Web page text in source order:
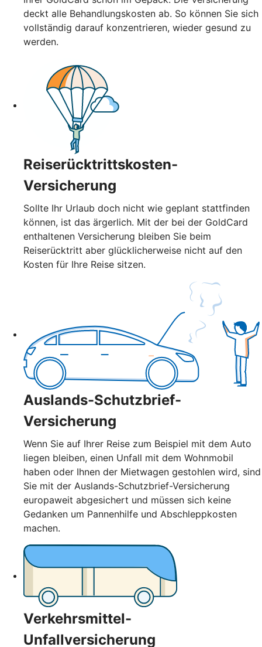
deckt alle Behandlungskosten ab. So können Sie sich
vollständig darauf konzentrieren, wieder gesund zu
werden.
Reiserücktrittskosten-
Versicherung
Sollte Ihr Urlaub doch nicht wie geplant stattfinden
können, ist das ärgerlich. Mit der bei der GoldCard
enthaltenen Versicherung bleiben Sie beim
Reiserücktritt aber glücklicherweise nicht auf den
Kosten für Ihre Reise sitzen.
Auslands-Schutzbrief-
Versicherung
Wenn Sie auf Ihrer Reise zum Beispiel mit dem Auto
liegen bleiben, einen Unfall mit dem Wohnmobil
haben oder Ihnen der Mietwagen gestohlen wird, sind
Sie mit der Auslands-Schutzbrief-Versicherung
europaweit abgesichert und müssen sich keine
Gedanken um Pannenhilfe und Abschleppkosten
machen.
Verkehrsmittel-
Unfallversicherung